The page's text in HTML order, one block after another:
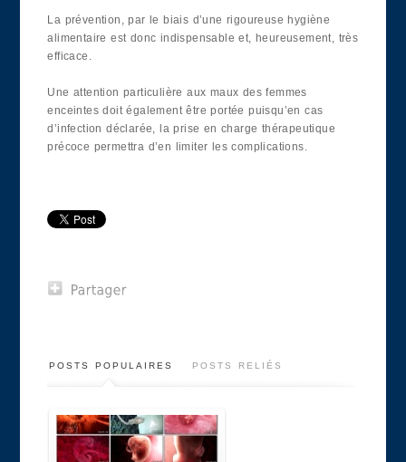
La prévention, par le biais d’une rigoureuse hygiène
alimentaire est donc indispensable et, heureusement, très
efficace.
Une attention particulière aux maux des femmes
enceintes doit également être portée puisqu’en cas
d’infection déclarée, la prise en charge thérapeutique
précoce permettra d’en limiter les complications.
POSTS POPULAIRES POSTS RELIÉS